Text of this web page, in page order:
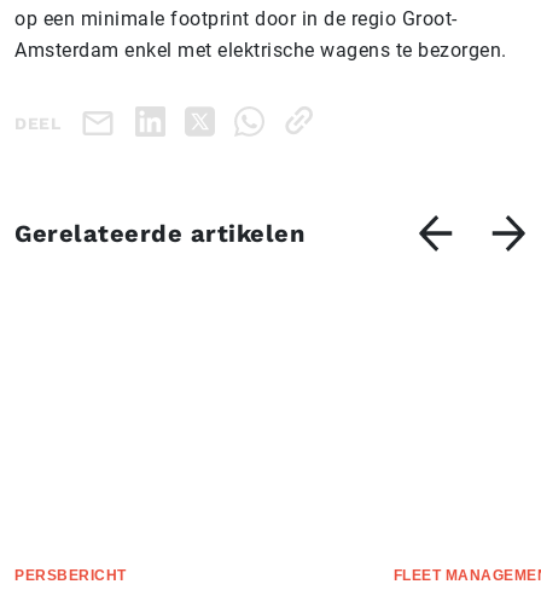
op een minimale footprint door in de regio Groot-
Amsterdam enkel met elektrische wagens te bezorgen.
DEEL
Gerelateerde artikelen
PERSBERICHT FLEET